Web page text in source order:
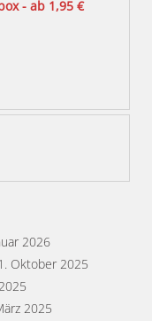
- ab 1,95 €
2026
Oktober 2025
2025